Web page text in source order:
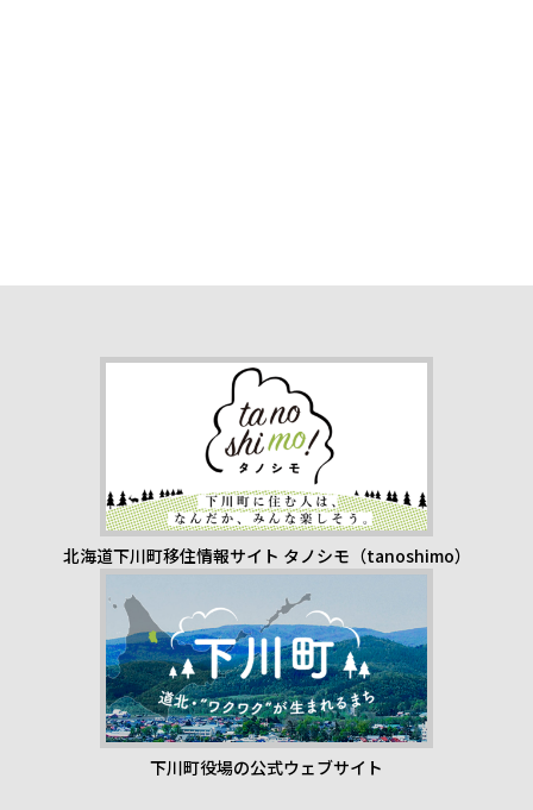
北海道下川町移住情報サイト タノシモ（tanoshimo）
下川町役場の公式ウェブサイト